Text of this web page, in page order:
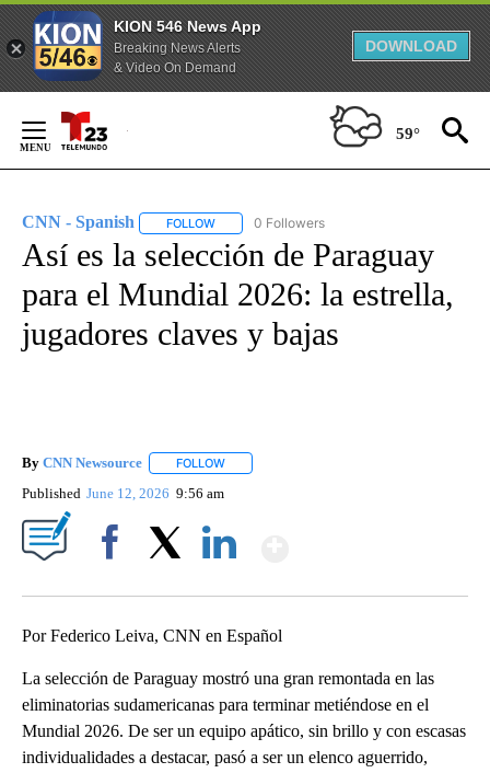
KION 546 News App
Breaking News Alerts
& Video On Demand
DOWNLOAD
Content
59°
CNN - Spanish FOLLOW FOLLOW "CNN - SPANISH" TO RECEIVE
0 Followers
Así es la selección de Paraguay
para el Mundial 2026: la estrella,
jugadores claves y bajas
By CNN Newsource FOLLOW
Published June 12, 2026 9:56 am
Por Federico Leiva, CNN en Español
La selección de Paraguay mostró una gran remontada en las
eliminatorias sudamericanas para terminar metiéndose en el
Mundial 2026. De ser un equipo apático, sin brillo y con escasas
individualidades a destacar, pasó a ser un elenco aguerrido,